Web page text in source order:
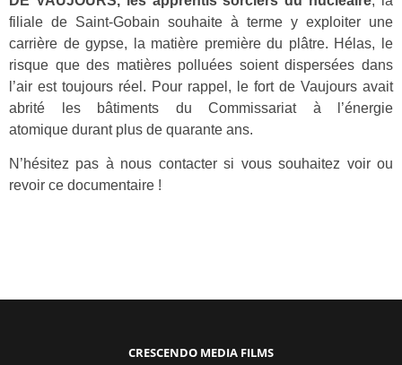
filiale de Saint-Gobain souhaite à terme y exploiter une
carrière de gypse, la matière première du plâtre. Hélas, le
risque que des matières polluées soient dispersées dans
l’air est toujours réel. Pour rappel, le fort de Vaujours avait
abrité les bâtiments du Commissariat à l’énergie
atomique durant plus de quarante ans.
N’hésitez pas à nous contacter si vous souhaitez voir ou
revoir ce documentaire !
CRESCENDO MEDIA FILMS